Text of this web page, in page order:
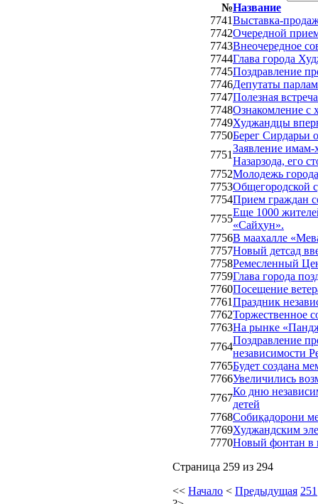
№Название
7741Выставка-
7742Очередной
7743Внеочередное
7744Глава города
7745Поздравление
7746Депутаты
7747Полезная
7748Ознакомление с
7749Худжандцы
7750Берег Сирдарьи
7751
Заявление
Назарзода, его
7752Молодежь
7753Общегородской
7754Прием граждан
7755
Еще 1000
«Сайҳун».
7756В маахалле
7757Новый детсад
7758Ремесленный
7759Глава города
7760Посещение
7761Праздник
7762Торжественное
7763На рынке
7764
Поздравление
независимости
7765Будет создана
7766Увеличились
7767
Ко дню
детей
7768Собиқадорони
7769Худжандским
7770Новый фонтан в
Страница 259 из 294
<< Начало < Предыдущая 251